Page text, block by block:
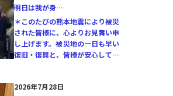
明日は我が身…
＊このたびの熊本地震により被災
された皆様に、心よりお見舞い申
し上げます。被災地の一日も早い
復旧・復興と、皆様が安心して…
2026年7月28日